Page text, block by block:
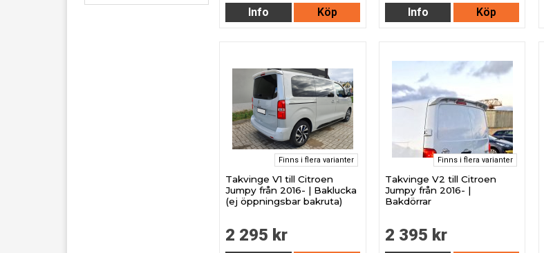
Info
Köp Info Köp
Finns i flera varianter
Takvinge V1 till Citroen
Jumpy från 2016- | Baklucka
(ej öppningsbar bakruta)
2 295 kr
Finns i flera varianter
Takvinge V2 till Citroen
Jumpy från 2016- |
Bakdörrar
2 395 kr